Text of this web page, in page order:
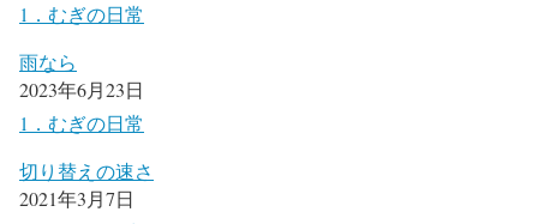
1．むぎの日常
雨なら
2023年6月23日
1．むぎの日常
切り替えの速さ
2021年3月7日